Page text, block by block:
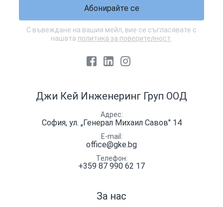
За нас
Джи Кей Инженеринг Груп ООД
Адрес
София, ул. „Генерал Михаил Савов" 14
E-mail
office@gke.bg
Телефон
+359 87 990 62 17
Абонирайте се
С въвеждане на вашия мейл, вие се съгласявате с
нашата политика за поверителност
Facebook
LinkedIn